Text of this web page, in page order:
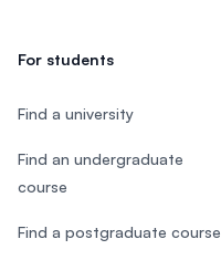
For students
Find a university
Find an undergraduate
course
Find a postgraduate course